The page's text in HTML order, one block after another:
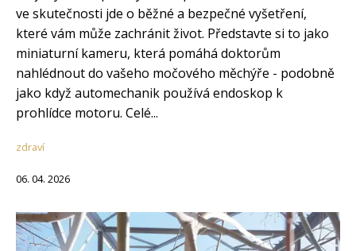
ve skutečnosti jde o běžné a bezpečné vyšetření,
které vám může zachránit život. Představte si to jako
miniaturní kameru, která pomáhá doktorům
nahlédnout do vašeho močového měchýře - podobně
jako když automechanik používá endoskop k
prohlídce motoru. Celé...
zdraví
06. 04. 2026